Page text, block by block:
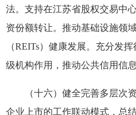
法。支持在江苏省股权交易中
资份额转让。推动基础设施领
（REITs）健康发展。充分发
级机构作用，推动公共信用信
（十六）健全完善多层次资
企业上市的工作联动模式，总